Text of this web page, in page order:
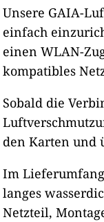
Unsere GAIA-
einfach
einen WLAN-
kompatibles
Sobald die
den Karten und
Im
langes
Netzteil,